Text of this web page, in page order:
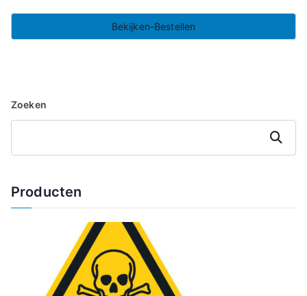
Bekijken-Bestellen
Zoeken
Zoeken
Producten